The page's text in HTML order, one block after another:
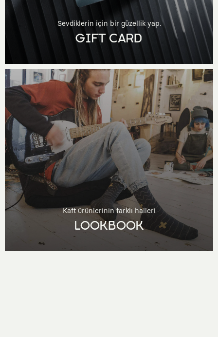
Sevdiklerin için bir güzellik yap.
GIFT CARD
Kaft ürünlerinin farklı halleri
LOOKBOOK